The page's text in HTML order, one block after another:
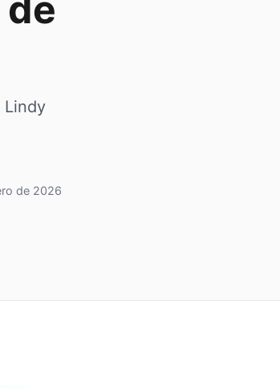
Lindy
de 2026